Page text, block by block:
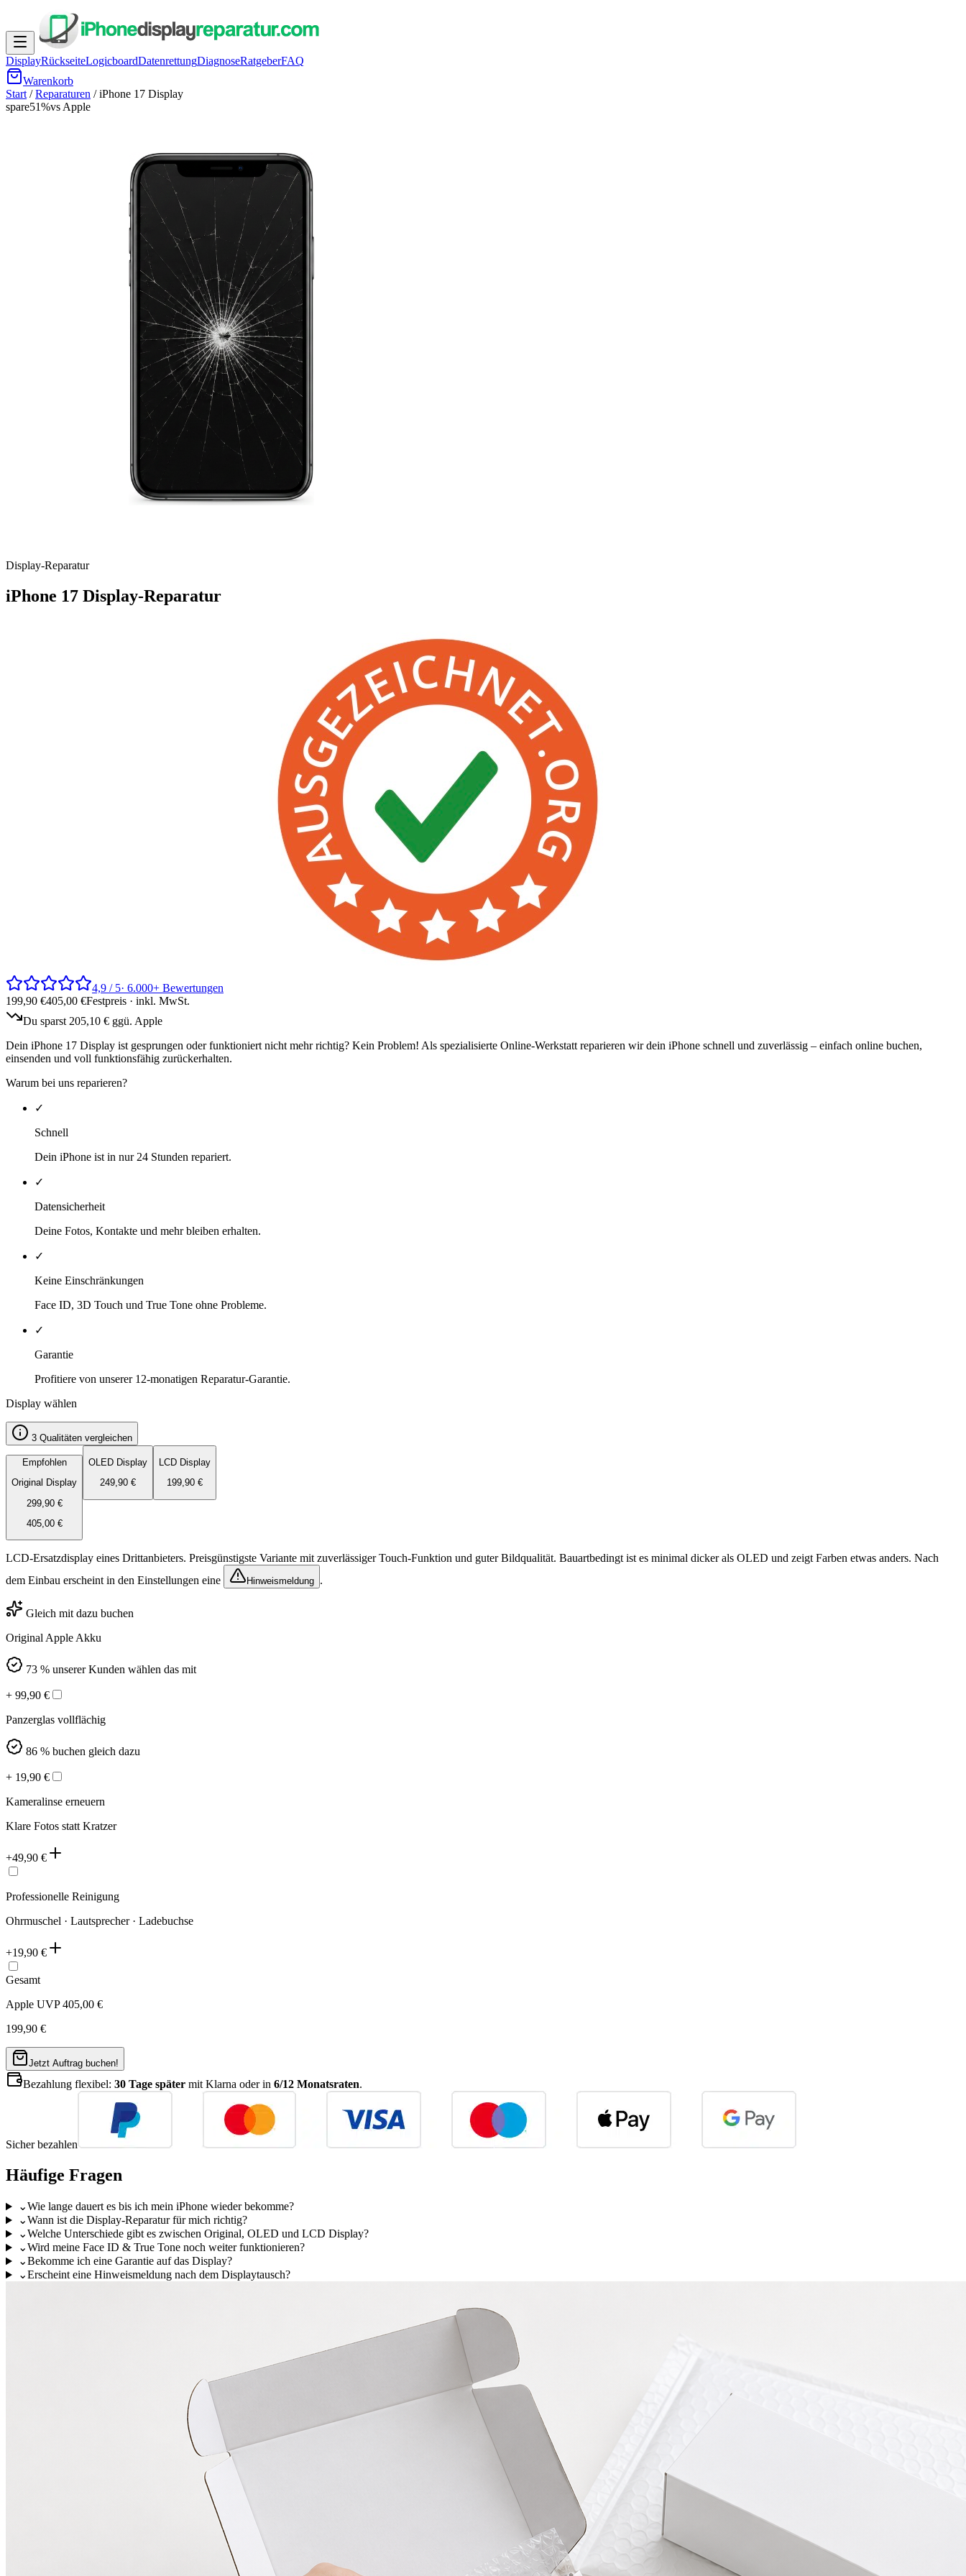
DisplayRückseiteLogicboardDatenrettungDiagnoseRatgeberFAQ
Warenkorb
Start /Reparaturen /iPhone 17 Display
spare51%vs Apple
Display-Reparatur
iPhone 17 Display-Reparatur
4,9 / 5· 6.000+ Bewertungen
199,90 €405,00 €Festpreis · inkl. MwSt.
Du sparst 205,10 € ggü. Apple
Dein iPhone 17 Display ist gesprungen oder funktioniert nicht mehr richtig? Kein Problem! Als spezialisierte Online-Werkstatt reparieren wir dein iPhone schnell und zuverlässig – einfach online buchen,
einsenden und voll funktionsfähig zurückerhalten.
Warum bei uns reparieren?
✓
Schnell
Dein iPhone ist in nur 24 Stunden repariert.
✓
Datensicherheit
Deine Fotos, Kontakte und mehr bleiben erhalten.
✓
Keine Einschränkungen
Face ID, 3D Touch und True Tone ohne Probleme.
✓
Garantie
Profitiere von unserer 12-monatigen Reparatur-Garantie.
Display wählen
3 Qualitäten vergleichen
Empfohlen
Original Display
299,90€
405,00€
OLED Display
249,90 €
LCD Display
199,90 €
LCD-Ersatzdisplay eines Drittanbieters. Preisgünstigste Variante mit zuverlässiger Touch-Funktion und guter Bildqualität. Bauartbedingt ist es minimal dicker als OLED und zeigt Farben etwas anders. Nach
dem Einbau erscheint in den Einstellungen eine
Hinweismeldung .
Gleich mit dazu buchen
Original Apple Akku
73 % unserer Kunden wählen das mit
+ 99,90 €
Panzerglas vollflächig
86 % buchen gleich dazu
+ 19,90 €
Kameralinse erneuern
Klare Fotos statt Kratzer
+49,90 €
Professionelle Reinigung
Ohrmuschel · Lautsprecher · Ladebuchse
+19,90 €
Gesamt
Apple UVP405,00 €
199,90 €
Jetzt Auftrag buchen!
Bezahlung flexibel: 30 Tage später mit Klarna oder in 6/12 Monatsraten.
Sicher bezahlen
Häufige Fragen
⌄Wie lange dauert es bis ich mein iPhone wieder bekomme?
⌄Wann ist die Display-Reparatur für mich richtig?
⌄Welche Unterschiede gibt es zwischen Original, OLED und LCD Display?
⌄Wird meine Face ID & True Tone noch weiter funktionieren?
⌄Bekomme ich eine Garantie auf das Display?
⌄Erscheint eine Hinweismeldung nach dem Displaytausch?